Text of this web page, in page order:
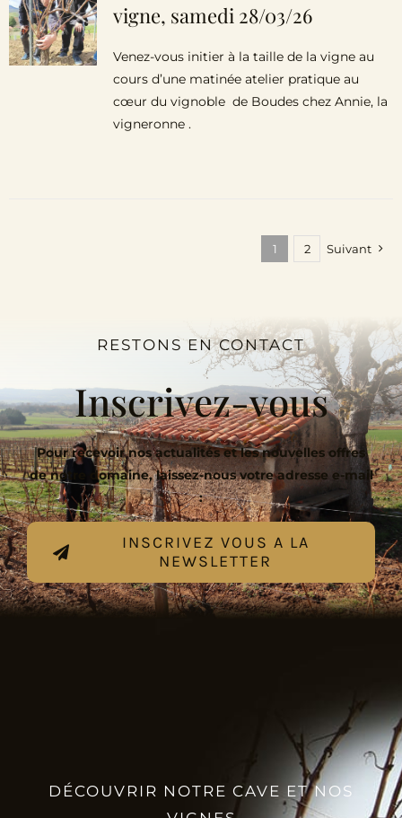
vigne, samedi 28/03/26
Venez-vous initier à la taille de la vigne au
cours d’une matinée atelier pratique au
cœur du vignoble de Boudes chez Annie, la
vigneronne .
1 2 Suivant
RESTONS EN CONTACT
Inscrivez-vous
Pour recevoir nos actualités et les nouvelles offres
de notre domaine, laissez-nous votre adresse e-mail
:
INSCRIVEZ VOUS A LA
NEWSLETTER
DÉCOUVRIR NOTRE CAVE ET NOS